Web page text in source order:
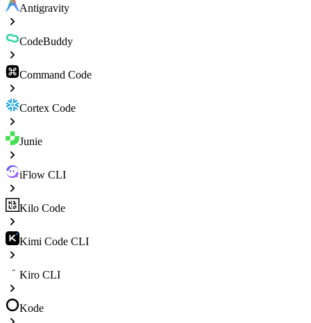
Antigravity
CodeBuddy
Command Code
Cortex Code
Junie
iFlow CLI
Kilo Code
Kimi Code CLI
Kiro CLI
Kode